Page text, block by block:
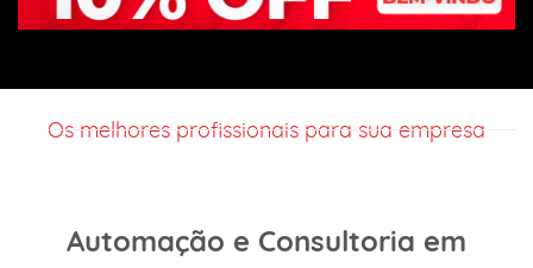
Os melhores profissionais para sua empresa
Automação e Consultoria em